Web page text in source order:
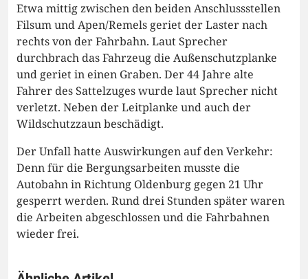
Etwa mittig zwischen den beiden Anschlussstellen
Filsum und Apen/Remels geriet der Laster nach
rechts von der Fahrbahn. Laut Sprecher
durchbrach das Fahrzeug die Außenschutzplanke
und geriet in einen Graben. Der 44 Jahre alte
Fahrer des Sattelzuges wurde laut Sprecher nicht
verletzt. Neben der Leitplanke und auch der
Wildschutzzaun beschädigt.
Der Unfall hatte Auswirkungen auf den Verkehr:
Denn für die Bergungsarbeiten musste die
Autobahn in Richtung Oldenburg gegen 21 Uhr
gesperrt werden. Rund drei Stunden später waren
die Arbeiten abgeschlossen und die Fahrbahnen
wieder frei.